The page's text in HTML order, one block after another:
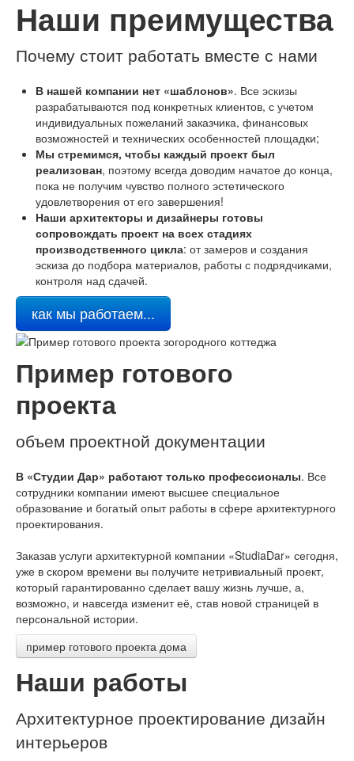
Наши преимущества
Почему стоит работать вместе с нами
В нашей компании нет «шаблонов». Все эскизы
разрабатываются под конкретных клиентов, с учетом
индивидуальных пожеланий заказчика, финансовых
возможностей и технических особенностей площадки;
Мы стремимся, чтобы каждый проект был
реализован, поэтому всегда доводим начатое до конца,
пока не получим чувство полного эстетического
удовлетворения от его завершения!
Наши архитекторы и дизайнеры готовы
сопровождать проект на всех стадиях
производственного цикла: от замеров и создания
эскиза до подбора материалов, работы с подрядчиками,
контроля над сдачей.
как мы работаем...
Пример готового
проекта
объем проектной документации
В «Студии Дар» работают только профессионалы. Все
сотрудники компании имеют высшее специальное
образование и богатый опыт работы в сфере архитектурного
проектирования.
Заказав услуги архитектурной компании «StudiaDar» сегодня,
уже в скором времени вы получите нетривиальный проект,
который гарантированно сделает вашу жизнь лучше, а,
возможно, и навсегда изменит её, став новой страницей в
персональной истории.
пример готового проекта дома
Наши работы
Архитектурное проектирование дизайн
интерьеров